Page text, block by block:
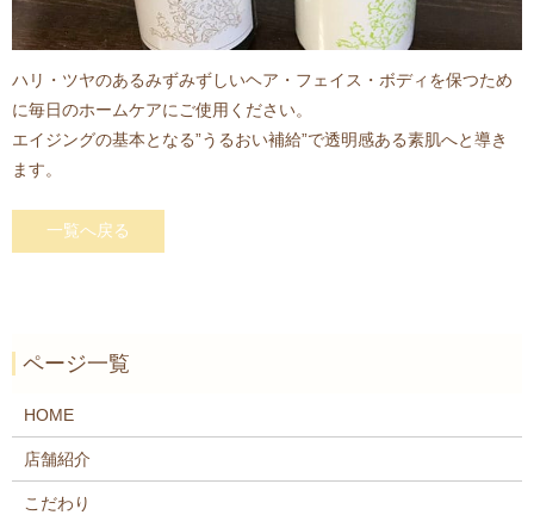
ハリ・ツヤのあるみずみずしいヘア・フェイス・ボディを保つため
に毎日のホームケアにご使用ください。
エイジングの基本となる”うるおい補給”で透明感ある素肌へと導き
ます。
一覧へ戻る
ページ一覧
HOME
店舗紹介
こだわり